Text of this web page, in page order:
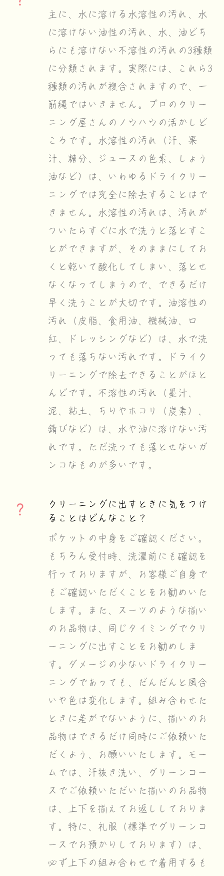
主に、水に溶ける水溶性の汚れ、水
に溶けない油性の汚れ、水、油どち
らにも溶けない不溶性の汚れの3種類
に分類されます。実際には、これら3
種類の汚れが複合されますので、一
筋縄ではいきません。プロのクリー
ニング屋さんのノウハウの活かしど
ころです。水溶性の汚れ（汗、果
汁、糖分、ジュースの色素、しょう
油など）は、いわゆるドライクリー
ニングでは完全に除去することはで
きません。水溶性の汚れは、汚れが
ついたらすぐに水で洗うと落とすこ
とができますが、そのままにしてお
くと乾いて酸化してしまい、落とせ
なくなってしまうので、できるだけ
早く洗うことが大切です。油溶性の
汚れ（皮脂、食用油、機械油、口
紅、ドレッシングなど）は、水で洗
っても落ちない汚れです。ドライク
リーニングで除去できることがほと
んどです。不溶性の汚れ（墨汁、
泥、粘土、ちりやホコリ（炭素）、
錆びなど）は、水や油に溶けない汚
れです。ただ洗っても落とせないガ
ンコなものが多いです。
クリーニングに出すときに気をつけ
ることはどんなこと？
ポケットの中身をご確認ください。
もちろん受付時、洗濯前にも確認を
行っておりますが、お客様ご自身で
もご確認いただくことをお勧めいた
します。また、スーツのような揃い
のお品物は、同じタイミングでクリ
ーニングに出すことをお勧めしま
す。ダメージの少ないドライクリー
ニングであっても、だんだんと風合
いや色は変化します。組み合わせた
ときに差がでないように、揃いのお
品物はできるだけ同時にご依頼いた
だくよう、お願いいたします。モー
ムでは、汗抜き洗い、グリーンコー
スでご依頼いただいた揃いのお品物
は、上下を揃えてお返ししておりま
す。特に、礼服（標準でグリーンコ
ースでお預かりしております）は、
必ず上下の組み合わせで着用するも